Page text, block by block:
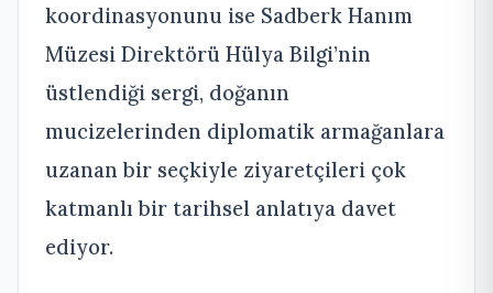
koordinasyonunu ise Sadberk Hanım
Müzesi Direktörü Hülya Bilgi’nin
üstlendiği sergi, doğanın
mucizelerinden diplomatik armağanlara
uzanan bir seçkiyle ziyaretçileri çok
katmanlı bir tarihsel anlatıya davet
ediyor.